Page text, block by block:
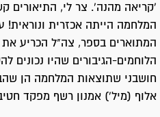
'קריאה מהנה'. צר לי, התיאורים
המלחמה הייתה אכזרית ונוראית!
המתוארים בספר, צה"ל הכריע
הלוחמים-הגיבורים שהיו נכונים
חושבני שתוצאות המלחמה הן
אלוף (מיל') אמנון רשף מפקד חטיבה 14 במלחמת יום